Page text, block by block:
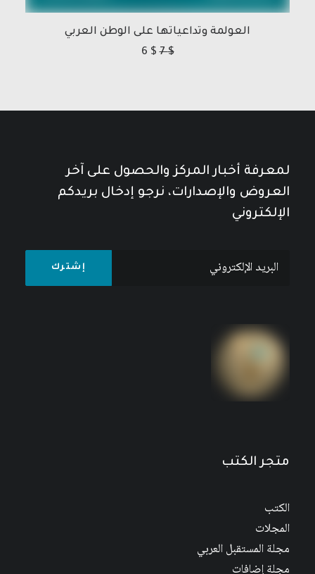
العولمة وتداعياتها على الوطن العربي
7$
6 $
لمعرفة أخبار المركز والحصول على آخر
العروض والإصدارات، نرجو إدخال بريدكم
الإلكتروني
متجر الكتب
الكتب
المجلات
مجلة المستقبل العربي